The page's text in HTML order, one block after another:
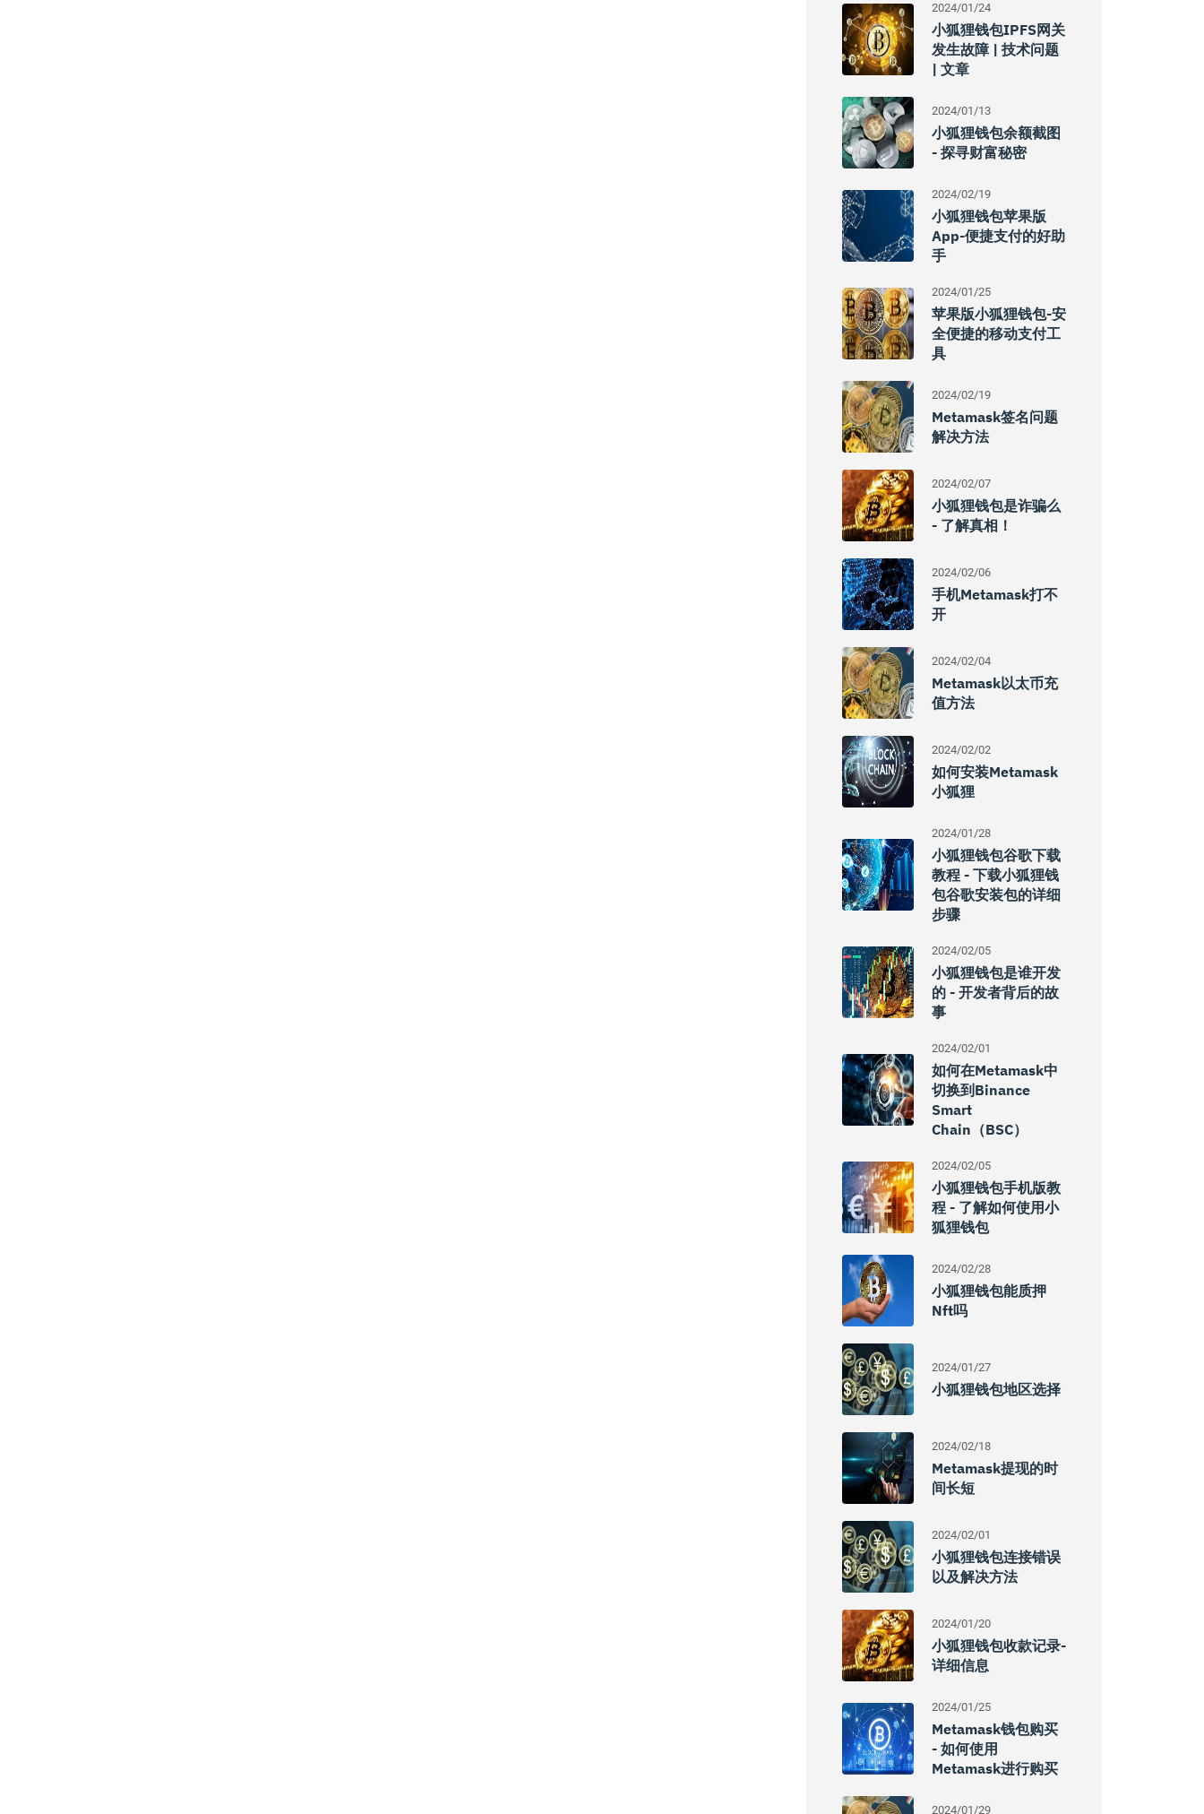
2024/01/24
小狐狸钱包IPFS网关
发生故障 | 技术问题
| 文章
2024/01/13
小狐狸钱包余额截图
- 探寻财富秘密
2024/02/19
小狐狸钱包苹果版
App-便捷支付的好助
手
2024/01/25
苹果版小狐狸钱包-安
全便捷的移动支付工
具
2024/02/19
Metamask签名问题
解决方法
2024/02/07
小狐狸钱包是诈骗么
- 了解真相！
2024/02/06
手机metamask打不
开
2024/02/04
Metamask以太币充
值方法
2024/02/02
如何安装metamask
小狐狸
2024/01/28
小狐狸钱包谷歌下载
教程 - 下载小狐狸钱
包谷歌安装包的详细
步骤
2024/02/05
小狐狸钱包是谁开发
的 - 开发者背后的故
事
2024/02/01
如何在Metamask中
切换到Binance
Smart
Chain（BSC）
2024/02/05
小狐狸钱包手机版教
程 - 了解如何使用小
狐狸钱包
2024/02/28
小狐狸钱包能质押
Nft吗
2024/01/27
小狐狸钱包地区选择
2024/02/18
Metamask提现的时
间长短
2024/02/01
小狐狸钱包连接错误
以及解决方法
2024/01/20
小狐狸钱包收款记录-
详细信息
2024/01/25
Metamask钱包购买
- 如何使用
Metamask进行购买
2024/01/29